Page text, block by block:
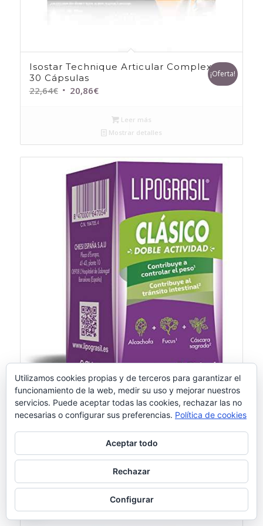
Isostar Technique Articular Complex
30 Cápsulas
22,64€ El
22,64€.
20,86€El
actual
es:
20,86€.
¡Oferta!
Leer más
Mostrar detalles
Lipograsil Clásico 50comp
10,86€
Añadir al carrito
Mostrar detalles
Utilizamos cookies propias y de terceros para garantizar el
funcionamiento de la web, medir su uso y mejorar nuestros
servicios. Puede aceptar todas las cookies, rechazar las no
necesarias o configurar sus preferencias. Política de cookies
Aceptar todo
Rechazar
Configurar